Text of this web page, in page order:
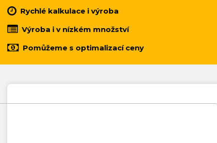
Rychlé kalkulace i výroba
Výroba i v nízkém množství
Pomůžeme s optimalizací ceny